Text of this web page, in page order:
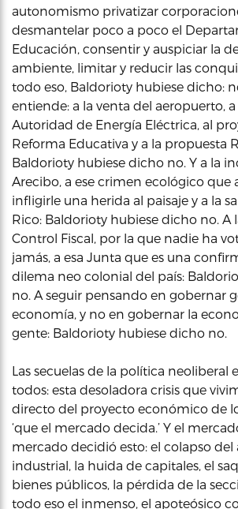
autonomismo privatizar
desmantelar poco a poco el
Educación, consentir y auspiciar la
ambiente, limitar y reducir las
todo eso, Baldorioty hubiese dicho:
entiende: a la venta del aeropuerto,
Autoridad de Energía Eléctrica, al
Reforma Educativa y a la propuesta
Baldorioty hubiese dicho no. Y a la
Arecibo, a ese crimen ecológico que
infligirle una herida al paisaje y a la
Rico: Baldorioty hubiese dicho no. A
Control Fiscal, por la que nadie ha
jamás, a esa Junta que es una
dilema neo colonial del país:
no. A seguir pensando en gobernar
economía, y no en gobernar la
gente: Baldorioty hubiese dicho no.
Las secuelas de la política neoliberal
todos: esta desoladora crisis que
directo del proyecto económico de
‘que el mercado decida.’ Y el
mercado decidió esto: el colapso del
industrial, la huida de capitales, el
bienes públicos, la pérdida de la
todo eso el inmenso, el apoteósico